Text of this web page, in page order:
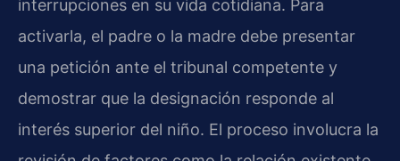
interrupciones en su vida cotidiana. Para
activarla, el padre o la madre debe presentar
una petición ante el tribunal competente y
demostrar que la designación responde al
interés superior del niño. El proceso involucra la